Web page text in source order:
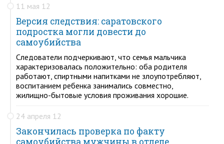
11 мая 12
Версия следствия: саратовского
подростка могли довести до
самоубийства
Следователи подчеркивают, что семья мальчика
характеризовалась положительно: оба родителя
работают, спиртными напитками не злоупотребляют,
воспитанием ребенка занимались совместно,
жилищно-бытовые условия проживания хорошие.
24 апреля 12
Закончилась проверка по факту
самоубийства мужчины в отделе